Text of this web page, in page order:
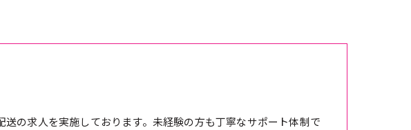
の求人を実施しております。未経験の方も丁寧なサポート体制で